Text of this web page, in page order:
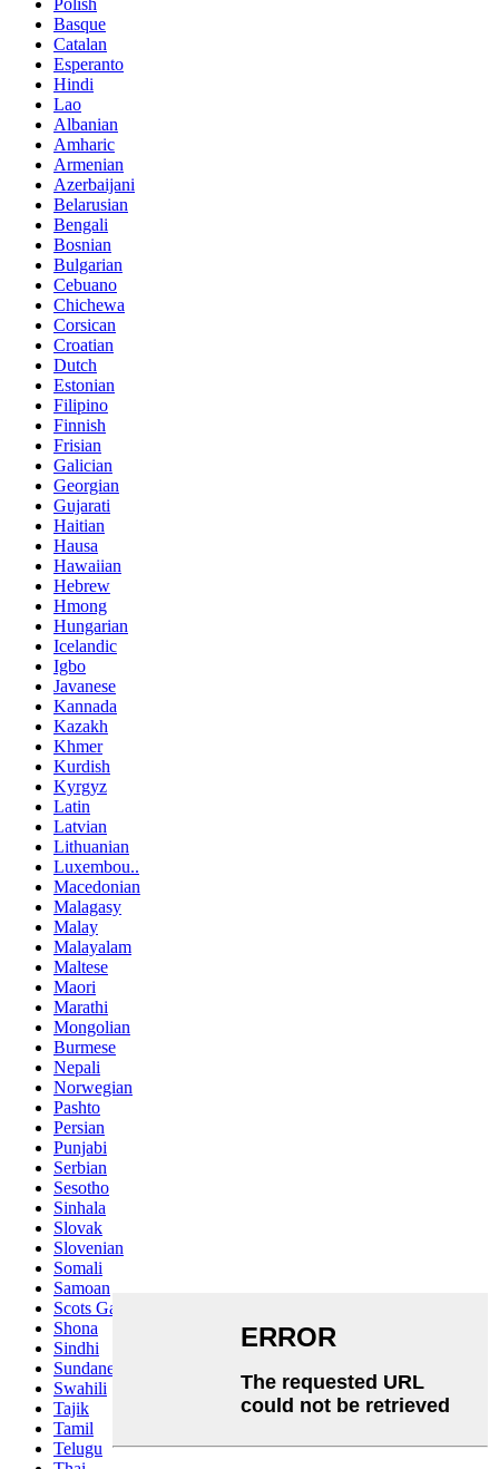
Basque
Catalan
Esperanto
Hindi
Lao
Albanian
Amharic
Armenian
Azerbaijani
Belarusian
Bengali
Bosnian
Bulgarian
Cebuano
Chichewa
Corsican
Croatian
Dutch
Estonian
Filipino
Finnish
Frisian
Galician
Georgian
Gujarati
Haitian
Hausa
Hawaiian
Hebrew
Hmong
Hungarian
Icelandic
Igbo
Javanese
Kannada
Kazakh
Khmer
Kurdish
Kyrgyz
Latin
Latvian
Lithuanian
Luxembou..
Macedonian
Malagasy
Malay
Malayalam
Maltese
Maori
Marathi
Mongolian
Burmese
Nepali
Norwegian
Pashto
Persian
Punjabi
Serbian
Sesotho
Sinhala
Slovak
Slovenian
Somali
Samoan
Scots Gaelic
Shona
Sindhi
Sundanese
Swahili
Tajik
Tamil
Telugu